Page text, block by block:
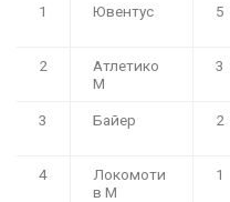
1 Ювентус 5
2
Атлетико
М
3
3 Байер 2
4
Локомоти
в М
1